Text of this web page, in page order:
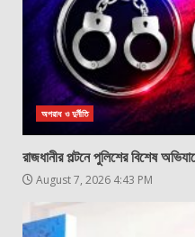
অপরাধ ও দুর্নীতি
রাজধানীর পল্টনে পুলিশের বিশেষ
August 7, 2026 4:43 PM